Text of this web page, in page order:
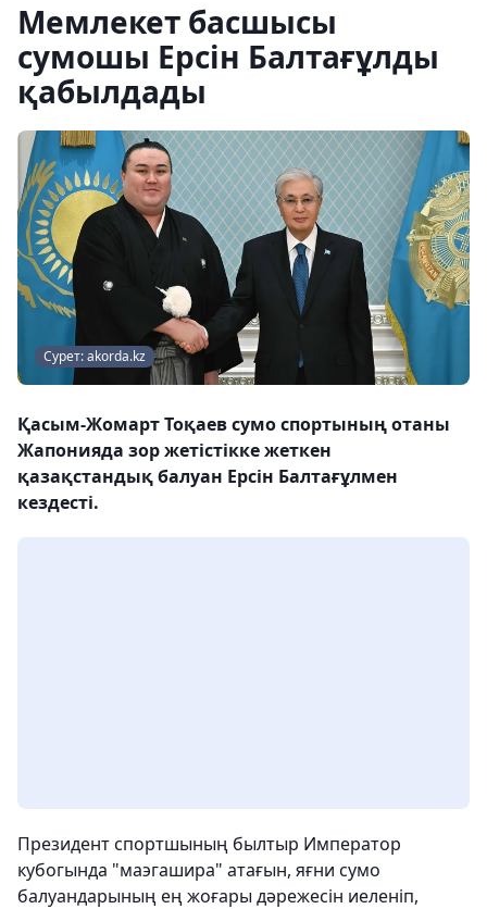
Мемлекет басшысы
сумошы Ерсін Балтағұлды
қабылдады
Сурет: akorda.kz
Қасым-Жомарт Тоқаев сумо спортының отаны
Жапонияда зор жетістікке жеткен
қазақстандық балуан Ерсін Балтағұлмен
кездесті.
Президент спортшының былтыр Император
кубогында "маэгашира" атағын, яғни сумо
балуандарының ең жоғары дәрежесін иеленіп,